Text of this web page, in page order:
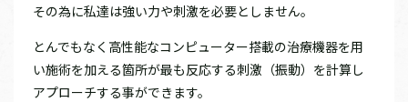
その為に私達は強い力や刺激を必要としません。
とんでもなく高性能なコンピューター搭載の治療機器を用
い施術を加える箇所が最も反応する刺激（振動）を計算し
アプローチする事ができます。